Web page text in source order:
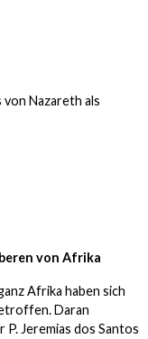
von Nazareth als
von Afrika
Afrika haben sich
Daran
Jeremias dos Santos